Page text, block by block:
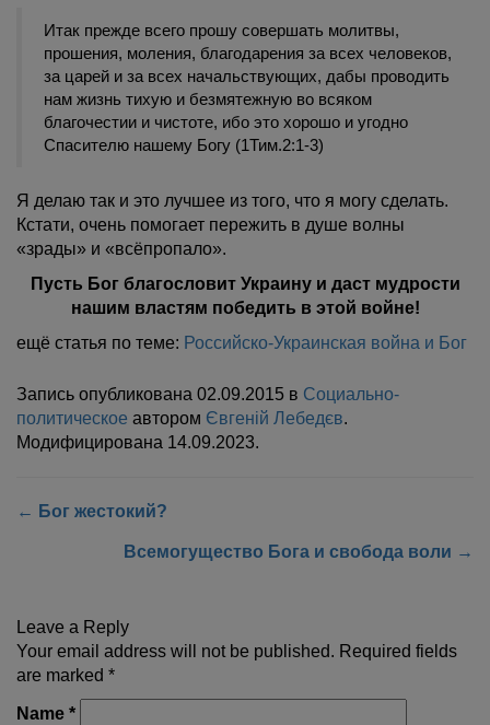
Итак прежде всего прошу совершать молитвы,
прошения, моления, благодарения за всех человеков,
за царей и за всех начальствующих, дабы проводить
нам жизнь тихую и безмятежную во всяком
благочестии и чистоте, ибо это хорошо и угодно
Спасителю нашему Богу (1Тим.2:1-3)
Я делаю так и это лучшее из того, что я могу сделать.
Кстати, очень помогает пережить в душе волны
«зрады» и «всёпропало».
Пусть Бог благословит Украину и даст мудрости
нашим властям победить в этой войне!
ещё статья по теме: Российско-Украинская война и Бог
Запись опубликована 02.09.2015 в Социально-
политическое автором Євгеній Лебедєв.
Модифицирована 14.09.2023.
← Бог жестокий?
Всемогущество Бога и свобода воли →
Leave a Reply
Your email address will not be published. Required fields
are marked *
Name *